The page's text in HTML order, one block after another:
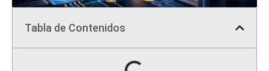
Tabla de Contenidos